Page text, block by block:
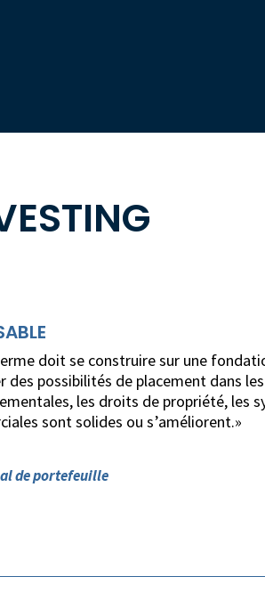
doit se construire sur une
des possibilités de placement dans
les droits de propriété, les
sont solides ou s’améliorent.»
de portefeuille